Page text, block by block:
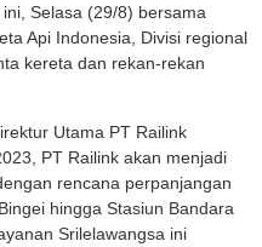
Selasa (29/8) bersama
Api Indonesia, Divisi regional
kereta dan rekan-rekan
Utama PT Railink
PT Railink akan menjadi
rencana perpanjangan
hingga Stasiun Bandara
Srilelawangsa ini